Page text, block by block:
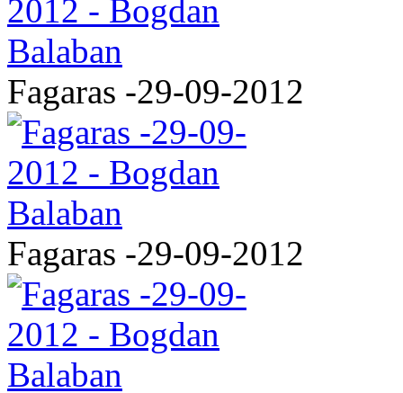
Fagaras -29-09-2012
Fagaras -29-09-2012